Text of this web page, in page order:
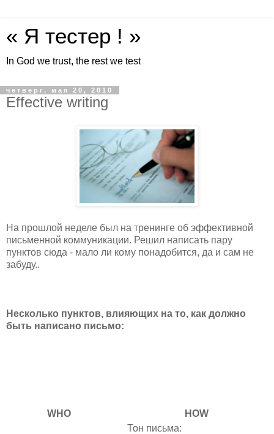
« Я тестер ! »
In God we trust, the rest we test
четверг, мая 20, 2010
Effective writing
На прошлой неделе был на тренинге об эффективной
письменной коммуникации. Решил написать пару
пунктов сюда - мало ли кому понадобится, да и сам не
забуду..
Несколько пунктов, влияющих на то, как должно
быть написано письмо:
WHO HOW
Тон письма: